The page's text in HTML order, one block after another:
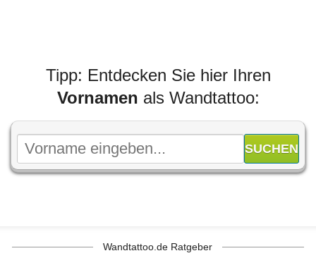
Tipp: Entdecken Sie hier Ihren
Vornamen als Wandtattoo:
Wandtattoo.de Ratgeber